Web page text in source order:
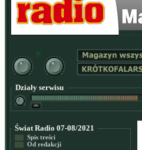
Działy serwisu
Świat Radio 07-08/2021
Spis treści
Od redakcji